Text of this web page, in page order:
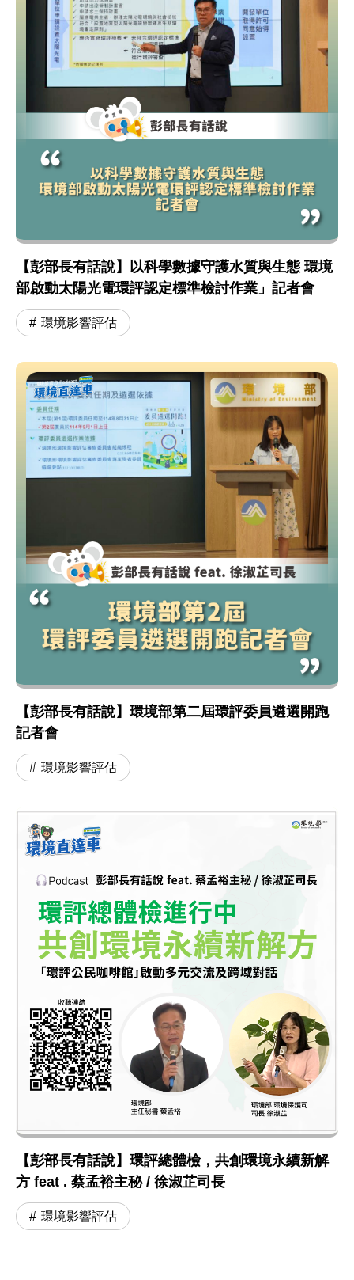
【彭部長有話說】以科學數據守護水質與生態 環境
部啟動太陽光電環評認定標準檢討作業」記者會
環境影響評估
【彭部長有話說】環境部第二屆環評委員遴選開跑
記者會
環境影響評估
【彭部長有話說】環評總體檢，共創環境永續新解
方 feat . 蔡孟裕主秘 / 徐淑芷司長
環境影響評估